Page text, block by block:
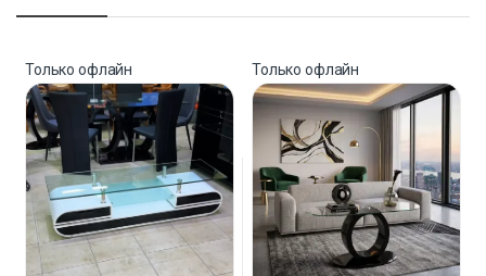
Только офлайн Только офлайн